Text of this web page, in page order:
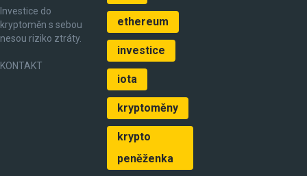
Investice do
kryptoměn s sebou
nesou riziko ztráty.
KONTAKT
ethereum
investice
iota
kryptoměny
krypto
peněženka